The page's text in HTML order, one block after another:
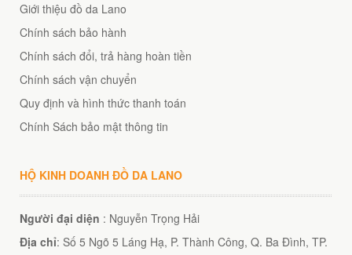
Giới thiệu đồ da Lano
Chính sách bảo hành
Chính sách đổi, trả hàng hoàn tiền
Chính sách vận chuyển
Quy định và hình thức thanh toán
Chính Sách bảo mật thông tin
HỘ KINH DOANH ĐỒ DA LANO
Người đại diện : Nguyễn Trọng Hải
Địa chỉ: Số 5 Ngõ 5 Láng Hạ, P. Thành Công, Q. Ba Đình, TP.